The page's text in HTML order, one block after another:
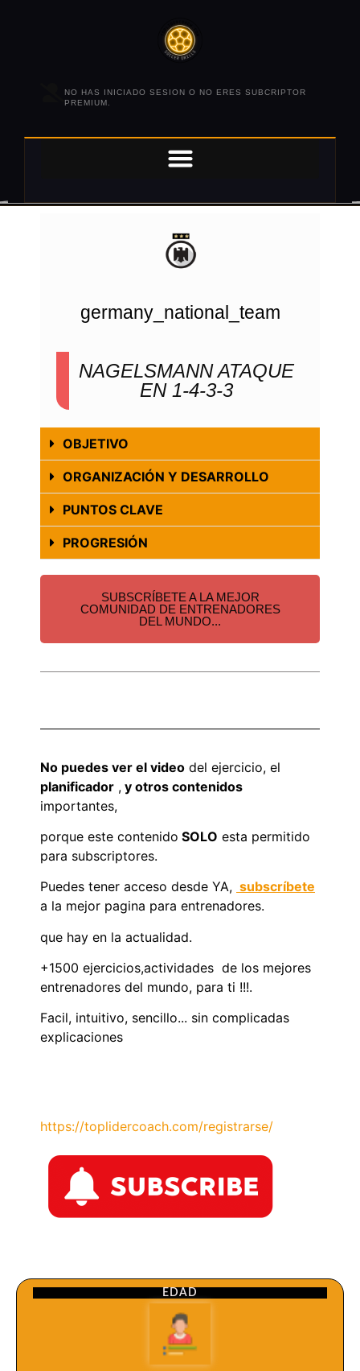
NO HAS INICIADO SESION O NO ERES SUBCRIPTOR
PREMIUM.
germany_national_team
NAGELSMANN ATAQUE
EN 1-4-3-3
OBJETIVO
ORGANIZACIÓN Y DESARROLLO
PUNTOS CLAVE
PROGRESIÓN
SUBSCRÍBETE A LA MEJOR
COMUNIDAD DE ENTRENADORES
DEL MUNDO...
No puedes ver el video del ejercicio, el
planificador , y otros contenidos
importantes,
porque este contenido SOLO esta permitido
para subscriptores.
Puedes tener acceso desde YA, subscríbete
a la mejor pagina para entrenadores.
que hay en la actualidad.
+1500 ejercicios,actividades de los mejores
entrenadores del mundo, para ti !!!.
Facil, intuitivo, sencillo... sin complicadas
explicaciones
https://toplidercoach.com/registrarse/
EDAD